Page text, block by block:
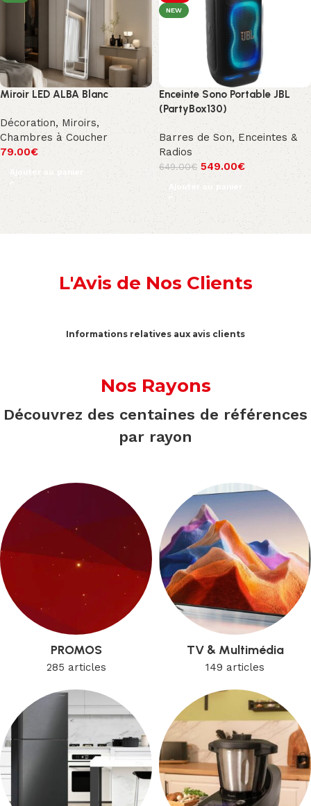
Miroir LED ALBA Blanc
Décoration, Miroirs,
Chambres à Coucher
79.00€
Ajouter au panier
NEW
Enceinte Sono Portable JBL
(PartyBox130)
Barres de Son, Enceintes &
Radios
649.00€ 549.00€
Ajouter au panier
L'Avis de Nos Clients
Informations relatives aux avis clients
Nos Rayons
Découvrez des centaines de références
par rayon
PROMOS
285 articles
TV & Multimédia
149 articles